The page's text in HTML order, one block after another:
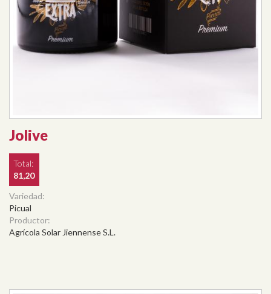
Jolive
Total:
81,20
Variedad:
Picual
Productor:
Agrícola Solar Jiennense S.L.